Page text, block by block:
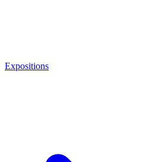
Expositions